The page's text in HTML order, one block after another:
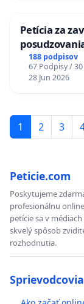
Petícia za
diabetom 1.
Policajného
188 podpisov
67 Podpisy /
28 Jun 2026
1 2 3
Peticie.com
Poskytujeme
profesionálnu
petície sa v
skvelý spôsob
rozhodnutia.
Sprievodcovia